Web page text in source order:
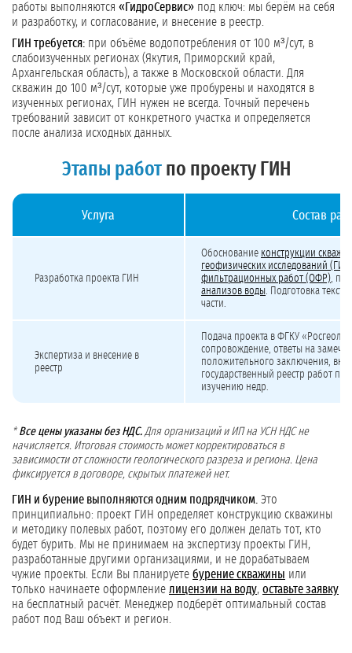
работы выполняются «ГидроСервис» под ключ: мы берём на себя
и разработку, и согласование, и внесение в реестр.
ГИН требуется: при объёме водопотребления от 100 м³/сут, в
слабоизученных регионах (Якутия, Приморский край,
Архангельская область), а также в Московской области. Для
скважин до 100 м³/сут, которые уже пробурены и находятся в
изученных регионах, ГИН нужен не всегда. Точный перечень
требований зависит от конкретного участка и определяется
после анализа исходных данных.
Этапы работпо проекту ГИН
Услуга Состав
Разработка проекта ГИН
Обоснование конструкции
геофизических исследований (ГИС)
фильтрационных работ (ОФР),
анализов воды. Подготовка
части.
Экспертиза и внесение в
реестр
Подача проекта в ФГКУ
сопровождение, ответы на
положительного заключения,
государственный реестр работ по
изучению недр.
* Все цены указаны без НДС. Для организаций и ИП на УСН НДС не
начисляется. Итоговая стоимость может корректироваться в
зависимости от сложности геологического разреза и региона. Цена
фиксируется в договоре, скрытых платежей нет.
ГИН и бурение выполняются одним подрядчиком. Это
принципиально: проект ГИН определяет конструкцию скважины
и методику полевых работ, поэтому его должен делать тот, кто
будет бурить. Мы не принимаем на экспертизу проекты ГИН,
разработанные другими организациями, и не дорабатываем
чужие проекты. Если Вы планируете бурение скважины или
только начинаете оформление лицензии на воду, оставьте заявку
на бесплатный расчёт. Менеджер подберёт оптимальный состав
работ под Ваш объект и регион.